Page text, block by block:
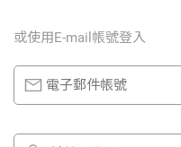
或使⽤E-mail帳號登入